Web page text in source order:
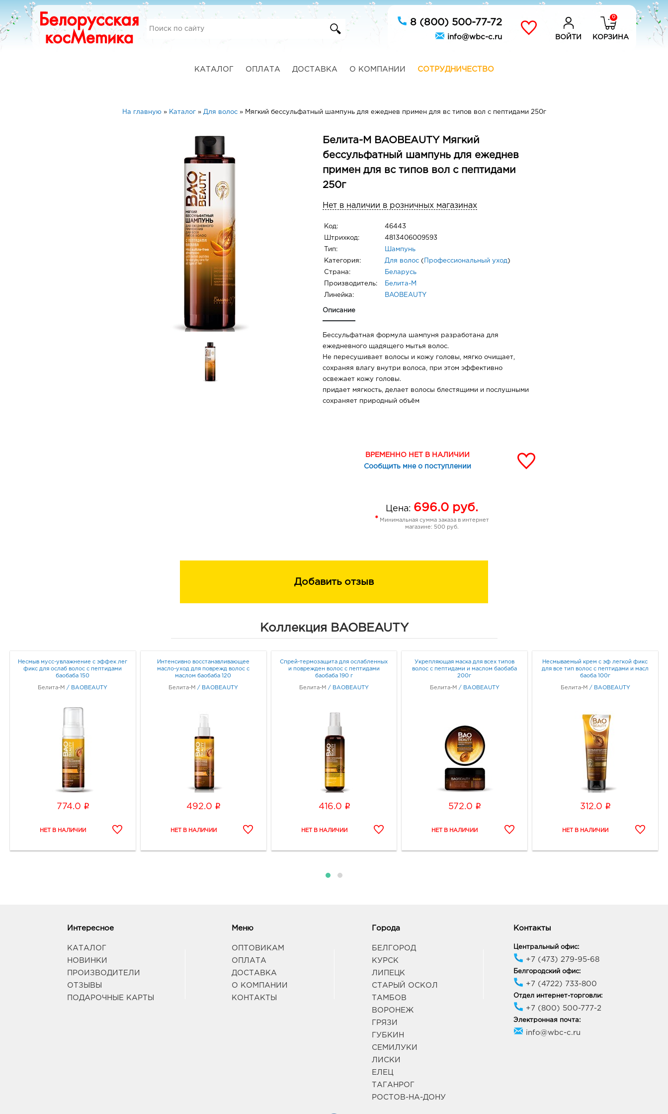
8 (800) 500-77-72
info@wbc-c.ru ВОЙТИ
0
КОРЗИНА
КАТАЛОГ ОПЛАТА ДОСТАВКА О КОМПАНИИ СОТРУДНИЧЕСТВО
На главную» Каталог» Для волос» Мягкий бессульфатный шампунь для ежеднев примен для вс типов вол с пептидами 250г
Белита-М BAOBEAUTY Мягкий
бессульфатный шампунь для ежеднев
примен для вс типов вол с пептидами
250г
Нет в наличии в розничных магазинах
Код: 46443
Штрихкод: 4813406009593
Тип: Шампунь
Категория: Для волос ( Профессиональный уход)
Страна: Беларусь
Производитель: Белита-М
Линейка: BAOBEAUTY
Описание
Бессульфатная формула шампуня разработана для
ежедневного щадящего мытья волос.
Не пересушивает волосы и кожу головы, мягко очищает,
сохраняя влагу внутри волоса, при этом эффективно
освежает кожу головы.
придает мягкость, делает волосы блестящими и послушными
сохраняет природный объём
ВРЕМЕННО НЕТ В НАЛИЧИИ
Сообщить мне о поступлении
Цена: 696.0 руб.
* Минимальная сумма заказа в интернет
магазине: 500 руб.
Добавить отзыв
Коллекция BAOBEAUTY
Несмыв мусс-увлажнение с эффек лег
фикс для ослаб волос с пептидами
баобаба 150
Белита-М / BAOBEAUTY
774.0 i
Интенсивно восстанавливающее
масло-уход для поврежд волос с
маслом баобаба 120
Белита-М / BAOBEAUTY
492.0 i
Спрей-термозащита для ослабленных
и поврежден волос с пептидами
баобаба 190 г
Белита-М / BAOBEAUTY
416.0 i
Укрепляющая маска для всех типов
волос с пептидами и маслом баобаба
200г
Белита-М / BAOBEAUTY
572.0 i
Несмываемый крем с эф легкой фикс
для все тип волос с пептидами и масл
баоба 100г
Белита-М / BAOBEAUTY
312.0 i
Интересное
КАТАЛОГ
НОВИНКИ
ПРОИЗВОДИТЕЛИ
ОТЗЫВЫ
ПОДАРОЧНЫЕ КАРТЫ
Меню
ОПТОВИКАМ
ОПЛАТА
ДОСТАВКА
О КОМПАНИИ
КОНТАКТЫ
Города
БЕЛГОРОД
КУРСК
ЛИПЕЦК
СТАРЫЙ ОСКОЛ
ТАМБОВ
ВОРОНЕЖ
ГРЯЗИ
ГУБКИН
СЕМИЛУКИ
ЛИСКИ
ЕЛЕЦ
ТАГАНРОГ
РОСТОВ-НА-ДОНУ
Контакты
Центральный офис:
+7 (473) 279-95-68
Белгородский офис:
+7 (4722) 733-800
Отдел интернет-торговли:
+7 (800) 500-777-2
Электронная почта:
info@wbc-c.ru